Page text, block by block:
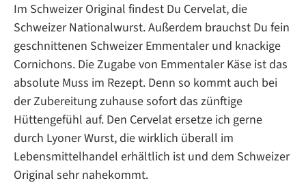
Im Schweizer Original findest Du Cervelat, die
Schweizer Nationalwurst. Außerdem brauchst Du fein
geschnittenen Schweizer Emmentaler und knackige
Cornichons. Die Zugabe von Emmentaler Käse ist das
absolute Muss im Rezept. Denn so kommt auch bei
der Zubereitung zuhause sofort das zünftige
Hüttengefühl auf. Den Cervelat ersetze ich gerne
durch Lyoner Wurst, die wirklich überall im
Lebensmittelhandel erhältlich ist und dem Schweizer
Original sehr nahekommt.